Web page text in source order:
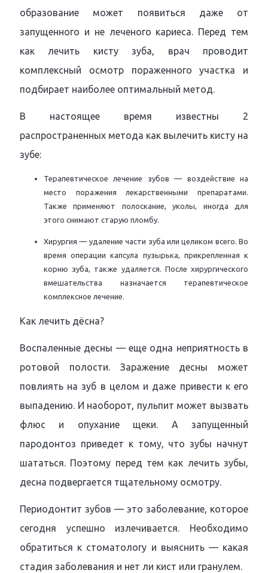
образование может появиться даже от
запущенного и не леченого кариеса. Перед тем
как лечить кисту зуба, врач проводит
комплексный осмотр пораженного участка и
подбирает наиболее оптимальный метод.
В настоящее время известны 2
распространенных метода как вылечить кисту на
зубе:
Терапевтическое лечение зубов — воздействие на
место поражения лекарственными препаратами.
Также применяют полоскание, уколы, иногда для
этого снимают старую пломбу.
Хирургия — удаление части зуба или целиком всего. Во
время операции капсула пузырька, прикрепленная к
корню зуба, также удаляется. После хирургического
вмешательства назначается терапевтическое
комплексное лечение.
Как лечить дёсна?
Воспаленные десны — еще одна неприятность в
ротовой полости. Заражение десны может
повлиять на зуб в целом и даже привести к его
выпадению. И наоборот, пульпит может вызвать
флюс и опухание щеки. А запущенный
пародонтоз приведет к тому, что зубы начнут
шататься. Поэтому перед тем как лечить зубы,
десна подвергается тщательному осмотру.
Периодонтит зубов — это заболевание, которое
сегодня успешно излечивается. Необходимо
обратиться к стоматологу и выяснить — какая
стадия заболевания и нет ли кист или гранулем.